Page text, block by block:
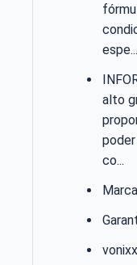
espe...
alto
co...